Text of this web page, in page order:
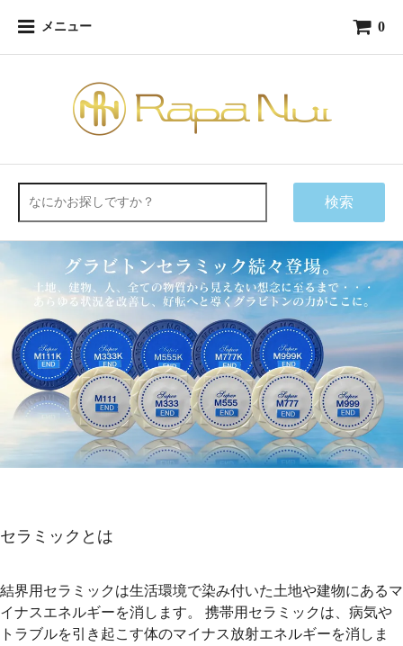
メニュー 0
検索
セラミックとは
結界用セラミックは生活環境で染み付いた土地や建物にあるマ
イナスエネルギーを消します。 携帯用セラミックは、病気や
トラブルを引き起こす体のマイナス放射エネルギーを消しま